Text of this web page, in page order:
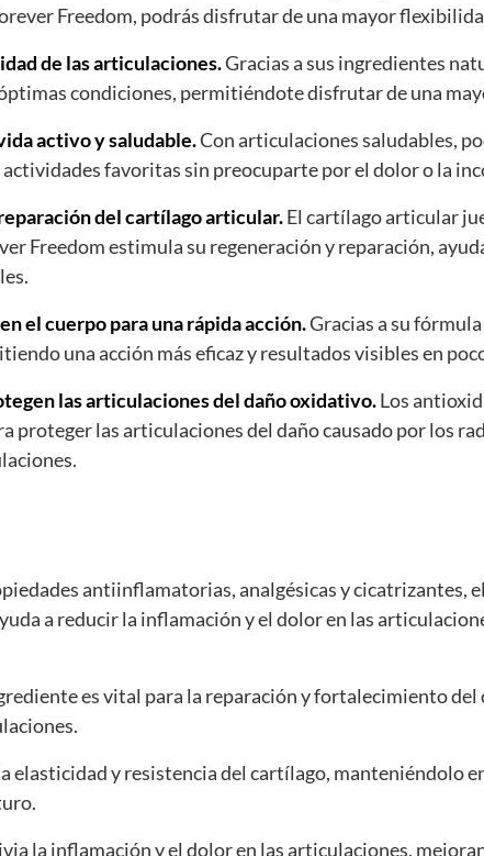
Freedom, podrás disfrutar de una mayor
de las articulaciones.Gracias a sus ingredientes
condiciones, permitiéndote disfrutar de una
activo y saludable.Con articulaciones saludables,
favoritas sin preocuparte por el dolor o la
del cartílago articular.El cartílago articular
Freedom estimula su regeneración y reparación,
el cuerpo para una rápida acción.Gracias a su
una acción más eficaz y resultados visibles en
las articulaciones del daño oxidativo.Los
proteger las articulaciones del daño causado por los
antiinflamatorias, analgésicas y cicatrizantes,
a reducir la inflamación y el dolor en las
es vital para la reparación y fortalecimiento
elasticidad y resistencia del cartílago, manteniéndolo
la inflamación y el dolor en las articulaciones,